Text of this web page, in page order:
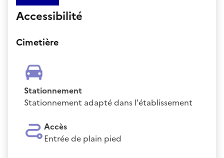
Accessibilité
Cimetière
Stationnement
Stationnement adapté dans l'établissement
Accès
Entrée de plain pied